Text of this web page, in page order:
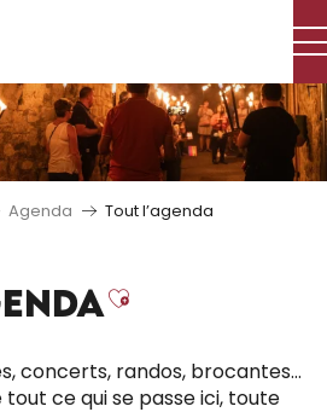
Agenda Tout l’agenda
Ajouter aux
concerts, randos, brocantes…
tout ce qui se passe ici, toute